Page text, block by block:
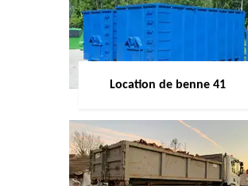
Location de benne 41